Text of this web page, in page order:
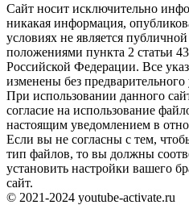
Сайт носит исключительно
никакая информация,
условиях не является
положениями пункта 2 статьи
Российской Федерации. Все
изменены без
При использовании данного
согласие на использование
настоящим уведомлением в
Если вы не согласны с тем,
тип файлов, то вы должны
установить настройки вашего
сайт.
© 2021-2024 youtube-activate.ru